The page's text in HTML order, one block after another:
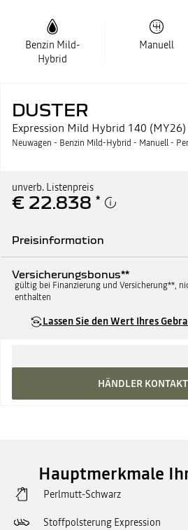
Benzin Mild-
Hybrid
Manuell
DUSTER
Expression Mild Hybrid 140 (MY26)
Neuwagen - Benzin Mild-Hybrid - Manuell -
unverb. Listenpreis
€ 22.838 *
Preisinformation
Versicherungsbonus**
gültig bei Finanzierung und Versicherung**,
enthalten
Lassen Sie den Wert Ihres
HÄNDLER
Hauptmerkmale
Perlmutt-Schwarz
Stoffpolsterung Expression